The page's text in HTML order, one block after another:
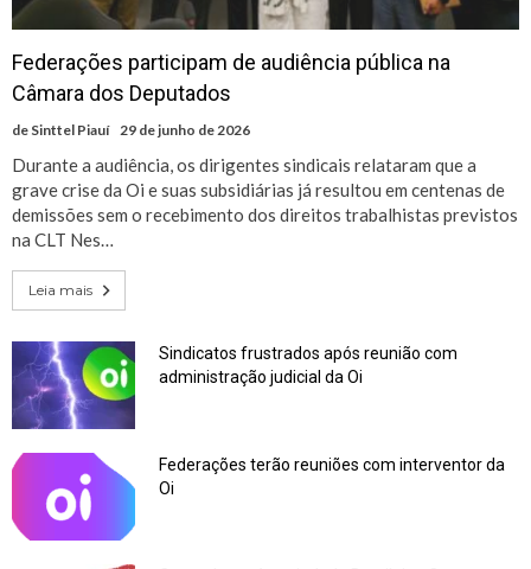
Federações participam de audiência pública na
Câmara dos Deputados
de Sinttel Piauí 29 de junho de 2026
Durante a audiência, os dirigentes sindicais relataram que a
grave crise da Oi e suas subsidiárias já resultou em centenas de
demissões sem o recebimento dos direitos trabalhistas previstos
na CLT Nes…
Leia mais
Sindicatos frustrados após reunião com
administração judicial da Oi
Federações terão reuniões com interventor da
Oi